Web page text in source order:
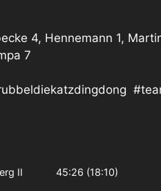
4, Hennemann 1,
7
II 45:26 (18:10)